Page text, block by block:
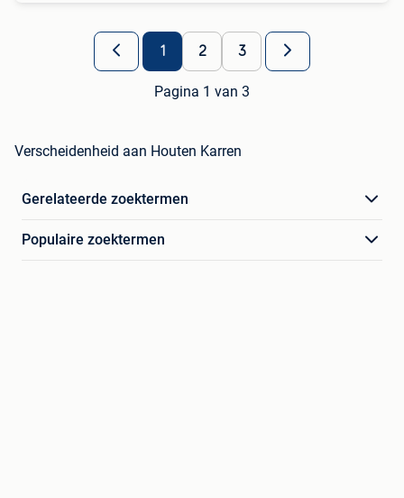
1 2 3
Pagina 1 van 3
Verscheidenheid aan Houten Karren
Gerelateerde zoektermen
Populaire zoektermen